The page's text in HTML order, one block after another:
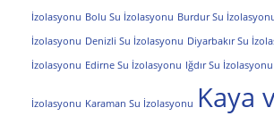
İzolasyonu Bolu Su İzolasyonu Burdur Su
İzolasyonu Denizli Su İzolasyonu Diyarbakır Su
İzolasyonu Edirne Su İzolasyonu Iğdır Su İzolasyonu
İzolasyonu Karaman Su İzolasyonu Kaya